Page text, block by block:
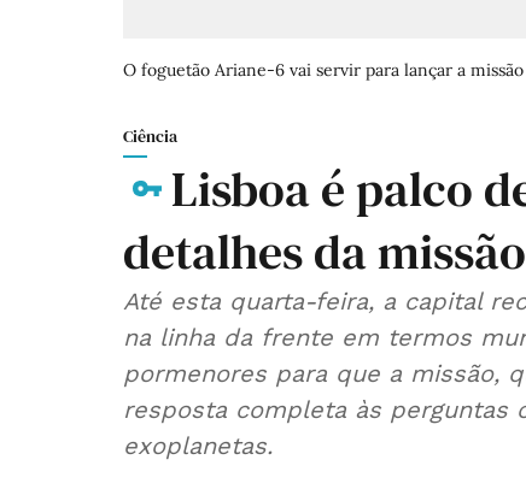
O foguetão Ariane-6 vai servir para lançar a
Ciência
Lisboa é palco
detalhes da
Até esta quarta-feira, a capital
na linha da frente em termos
pormenores para que a missão,
resposta completa às perguntas
exoplanetas.